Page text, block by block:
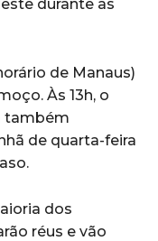
durante as
de Manaus)
Às 13h, o
também
de quarta-feira
dos
réus e vão